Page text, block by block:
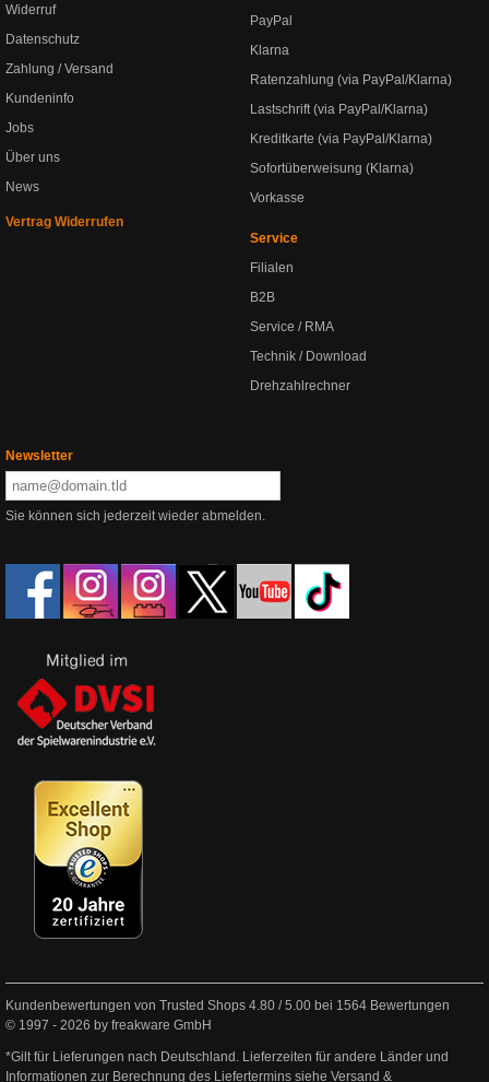
Widerruf
Datenschutz
Zahlung / Versand
Kundeninfo
Jobs
Über uns
News
Vertrag Widerrufen
PayPal
Klarna
Ratenzahlung (via PayPal/Klarna)
Lastschrift (via PayPal/Klarna)
Kreditkarte (via PayPal/Klarna)
Sofortüberweisung (Klarna)
Vorkasse
Service
Filialen
B2B
Service / RMA
Technik / Download
Drehzahlrechner
Newsletter
Sie können sich jederzeit wieder abmelden.
Kundenbewertungen von Trusted Shops 4.80 /5.00 bei 1564 Bewertungen
© 1997 - 2026 by freakware GmbH
*Gilt für Lieferungen nach Deutschland. Lieferzeiten für andere Länder und
Informationen zur Berechnung des Liefertermins siehe Versand &